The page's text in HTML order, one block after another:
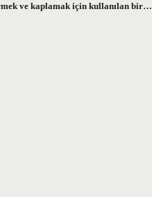
ve kaplamak için kullanılan bir…